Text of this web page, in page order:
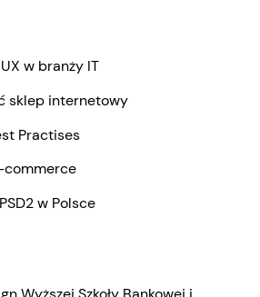
w branży IT
sklep internetowy
Practises
commerce
w Polsce